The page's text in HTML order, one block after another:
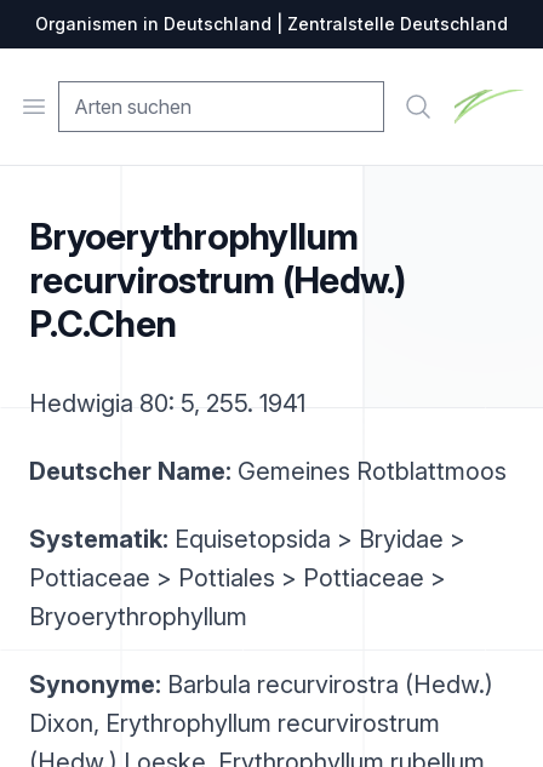
Organismen in Deutschland | Zentralstelle Deutschland
Open menu Suche
Bryoerythrophyllum
recurvirostrum (Hedw.)
P.C.Chen
Hedwigia 80: 5, 255. 1941
Deutscher Name: Gemeines Rotblattmoos
Systematik: Equisetopsida > Bryidae >
Pottiaceae > Pottiales > Pottiaceae >
Bryoerythrophyllum
Synonyme: Barbula recurvirostra (Hedw.)
Dixon, Erythrophyllum recurvirostrum